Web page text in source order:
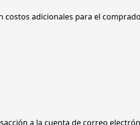
costos adicionales para el
a la cuenta de correo